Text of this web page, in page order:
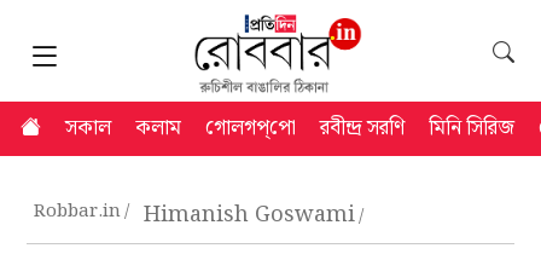
সকাল কলাম গোলগপ্‌পো রবীন্দ্র সরণি মিনি সিরিজ
Robbar.in Himanish Goswami